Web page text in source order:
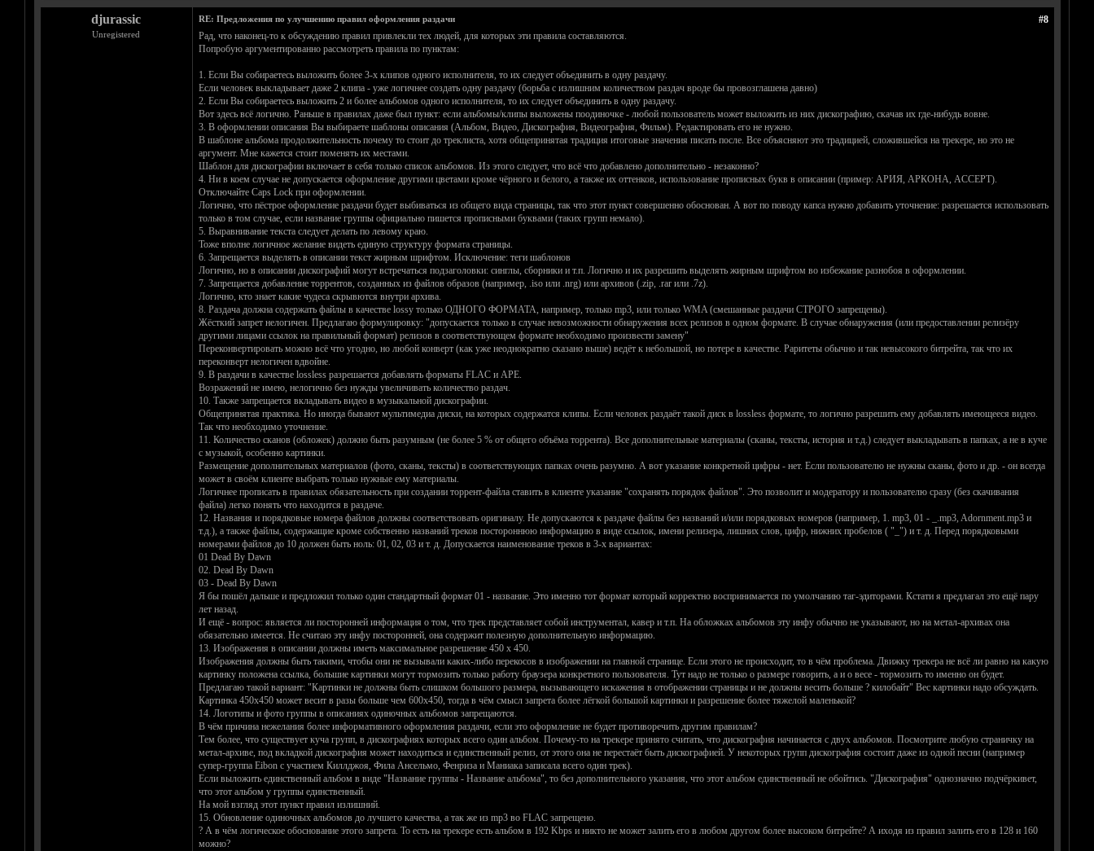
djurassic
Unregistered
#8
RE: Предложения по улучшению правил оформления раздачи
Рад, что наконец-то к обсуждению правил привлекли тех людей, для которых эти правила составляются.
Попробую аргументированно рассмотреть правила по пунктам:
1. Если Вы собираетесь выложить более 3-х клипов одного исполнителя, то их следует объединить в одну раздачу.
Если человек выкладывает даже 2 клипа - уже логичнее создать одну раздачу (борьба с излишним количеством раздач вроде бы провозглашена давно)
2. Если Вы собираетесь выложить 2 и более альбомов одного исполнителя, то их следует объединить в одну раздачу.
Вот здесь всё логично. Раньше в правилах даже был пункт: если альбомы/клипы выложены поодиночке - любой пользователь может выложить из них дискографию, скачав их где-нибудь вовне.
3. В оформлении описания Вы выбираете шаблоны описания (Альбом, Видео, Дискография, Видеография, Фильм). Редактировать его не нужно.
В шаблоне альбома продолжительность почему то стоит до треклиста, хотя общепринятая традиция итоговые значения писать после. Все объясняют это традицией, сложившейся на трекере, но это не
аргумент. Мне кажется стоит поменять их местами.
Шаблон для дискографии включает в себя только список альбомов. Из этого следует, что всё что добавлено дополнительно - незаконно?
4. Ни в коем случае не допускается оформление другими цветами кроме чёрного и белого, а также их оттенков, использование прописных букв в описании (пример: АРИЯ, АРКОНА, ACCEPT).
Отключайте Caps Lock при оформлении.
Логично, что пёстрое оформление раздачи будет выбиваться из общего вида страницы, так что этот пункт совершенно обоснован. А вот по поводу капса нужно добавить уточнение: разрешается использовать
только в том случае, если название группы официально пишется прописными буквами (таких групп немало).
5. Выравнивание текста следует делать по левому краю.
Тоже вполне логичное желание видеть единую структуру формата страницы.
6. Запрещается выделять в описании текст жирным шрифтом. Исключение: теги шаблонов
Логично, но в описании дискографий могут встречаться подзаголовки: синглы, сборники и т.п. Логично и их разрешить выделять жирным шрифтом во избежание разнобоя в оформлении.
7. Запрещается добавление торрентов, созданных из файлов образов (например, .iso или .nrg) или архивов (.zip, .rar или .7z).
Логично, кто знает какие чудеса скрывются внутри архива.
8. Раздача должна содержать файлы в качестве lossy только ОДНОГО ФОРМАТА, например, только mp3, или только WMA (смешанные раздачи СТРОГО запрещены).
Жёсткий запрет нелогичен. Предлагаю формулировку: "допускается только в случае невозможности обнаружения всех релизов в одном формате. В случае обнаружения (или предоставлении релизёру
другими лицами ссылок на правильный формат) релизов в соответствующем формате необходимо произвести замену"
Переконвертировать можно всё что угодно, но любой конверт (как уже неоднократно сказано выше) ведёт к небольшой, но потере в качестве. Раритеты обычно и так невысокого битрейта, так что их
переконверт нелогичен вдвойне.
9. В раздачи в качестве lossless разрешается добавлять форматы FLAC и APE.
Возражений не имею, нелогично без нужды увеличивать количество раздач.
10. Также запрещается вкладывать видео в музыкальной дискографии.
Общепринятая практика. Но иногда бывают мультимедиа диски, на которых содержатся клипы. Если человек раздаёт такой диск в lossless формате, то логично разрешить ему добавлять имеющееся видео.
Так что необходимо уточнение.
11. Количество сканов (обложек) должно быть разумным (не более 5 % от общего объёма торрента). Все дополнительные материалы (сканы, тексты, история и т.д.) следует выкладывать в папках, а не в куче
с музыкой, особенно картинки.
Размещение дополнительных материалов (фото, сканы, тексты) в соответствующих папках очень разумно. А вот указание конкретной цифры - нет. Если пользователю не нужны сканы, фото и др. - он всегда
может в своём клиенте выбрать только нужные ему материалы.
Логичнее прописать в правилах обязательность при создании торрент-файла ставить в клиенте указание "сохранять порядок файлов". Это позволит и модератору и пользователю сразу (без скачивания
файла) легко понять что находится в раздаче.
12. Названия и порядковые номера файлов должны соответствовать оригиналу. Не допускаются к раздаче файлы без названий и/или порядковых номеров (например, 1. mp3, 01 - _.mp3, Adornment.mp3 и
т.д.), а также файлы, содержащие кроме собственно названий треков постороннюю информацию в виде ссылок, имени релизера, лишних слов, цифр, нижних пробелов ( "_") и т. д. Перед порядковыми
номерами файлов до 10 должен быть ноль: 01, 02, 03 и т. д. Допускается наименование треков в 3-х вариантах:
01 Dead By Dawn
02. Dead By Dawn
03 - Dead By Dawn
Я бы пошёл дальше и предложил только один стандартный формат 01 - название. Это именно тот формат который корректно воспринимается по умолчанию таг-эдиторами. Кстати я предлагал это ещё пару
лет назад.
И ещё - вопрос: является ли посторонней информация о том, что трек представляет собой инструментал, кавер и т.п. На обложках альбомов эту инфу обычно не указывают, но на метал-архивах она
обязательно имеется. Не считаю эту инфу посторонней, она содержит полезную дополнительную информацию.
13. Изображения в описании должны иметь максимальное разрешение 450 х 450.
Изображения должны быть такими, чтобы они не вызывали каких-либо перекосов в изображении на главной странице. Если этого не происходит, то в чём проблема. Движку трекера не всё ли равно на какую
картинку положена ссылка, большие картинки могут тормозить только работу браузера конкретного пользователя. Тут надо не только о размере говорить, а и о весе - тормозить то именно он будет.
Предлагаю такой вариант: "Картинки не должны быть слишком большого размера, вызывающего искажения в отображении страницы и не должны весить больше ? килобайт" Вес картинки надо обсуждать.
Картинка 450x450 может весит в разы больше чем 600x450, тогда в чём смысл запрета более лёгкой большой картинки и разрешение более тяжелой маленькой?
14. Логотипы и фото группы в описаниях одиночных альбомов запрещаются.
В чём причина нежелания более информативного оформления раздачи, если это оформление не будет противоречить другим правилам?
Тем более, что существует куча групп, в дискографиях которых всего один альбом. Почему-то на трекере принято считать, что дискография начинается с двух альбомов. Посмотрите любую страничку на
метал-архиве, под вкладкой дискография может находиться и единственный релиз, от этого она не перестаёт быть дискографией. У некоторых групп дискография состоит даже из одной песни (например
супер-группа Eibon с участием Киллджоя, Фила Ансельмо, Фенриза и Маниака записала всего один трек).
Если выложить единственный альбом в виде "Название группы - Название альбома", то без дополнительного указания, что этот альбом единственный не обойтись. "Дискография" однозначно подчёркивет,
что этот альбом у группы единственный.
На мой взгляд этот пункт правил излишний.
15. Обновление одиночных альбомов до лучшего качества, а так же из mp3 во FLAC запрещено.
? А в чём логическое обоснование этого запрета. То есть на трекере есть альбом в 192 Kbps и никто не может залить его в любом другом более высоком битрейте? А иходя из правил залить его в 128 и 160
можно?